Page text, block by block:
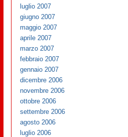
luglio 2007
giugno 2007
maggio 2007
aprile 2007
marzo 2007
febbraio 2007
gennaio 2007
dicembre 2006
novembre 2006
ottobre 2006
settembre 2006
agosto 2006
luglio 2006